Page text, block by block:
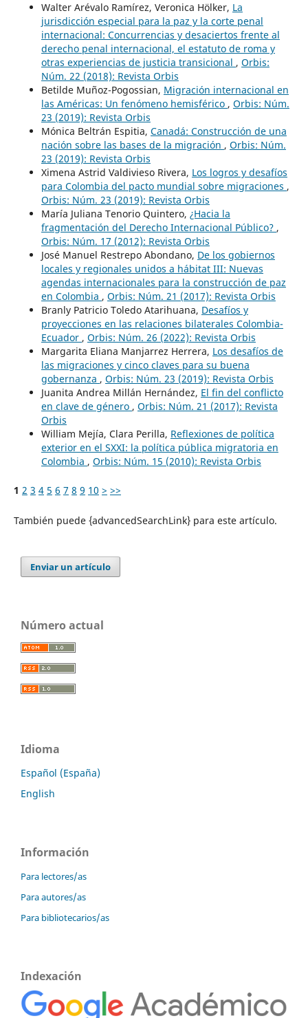
Walter Arévalo Ramírez, Veronica Hölker, La
jurisdicción especial para la paz y la corte penal
internacional: Concurrencias y desaciertos frente al
derecho penal internacional, el estatuto de roma y
otras experiencias de justicia transicional , Orbis:
Núm. 22 (2018): Revista Orbis
Betilde Muñoz-Pogossian, Migración internacional en
las Américas: Un fenómeno hemisférico , Orbis: Núm.
23 (2019): Revista Orbis
Mónica Beltrán Espitia, Canadá: Construcción de una
nación sobre las bases de la migración , Orbis: Núm.
23 (2019): Revista Orbis
Ximena Astrid Valdivieso Rivera, Los logros y desafíos
para Colombia del pacto mundial sobre migraciones ,
Orbis: Núm. 23 (2019): Revista Orbis
María Juliana Tenorio Quintero, ¿Hacia la
fragmentación del Derecho Internacional Público? ,
Orbis: Núm. 17 (2012): Revista Orbis
José Manuel Restrepo Abondano, De los gobiernos
locales y regionales unidos a hábitat III: Nuevas
agendas internacionales para la construcción de paz
en Colombia , Orbis: Núm. 21 (2017): Revista Orbis
Branly Patricio Toledo Atarihuana, Desafíos y
proyecciones en las relaciones bilaterales Colombia-
Ecuador , Orbis: Núm. 26 (2022): Revista Orbis
Margarita Eliana Manjarrez Herrera, Los desafíos de
las migraciones y cinco claves para su buena
gobernanza , Orbis: Núm. 23 (2019): Revista Orbis
Juanita Andrea Millán Hernández, El fin del conflicto
en clave de género , Orbis: Núm. 21 (2017): Revista
Orbis
William Mejía, Clara Perilla, Reflexiones de política
exterior en el SXXI: la política pública migratoria en
Colombia , Orbis: Núm. 15 (2010): Revista Orbis
1 2 3 4 5 6 7 8 9 10 > >>
También puede {advancedSearchLink} para este artículo.
Enviar un artículo
Número actual
Idioma
Español (España)
English
Información
Para lectores/as
Para autores/as
Para bibliotecarios/as
Indexación